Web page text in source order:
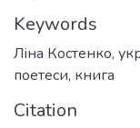
Keywords
Ліна Костенко,
поетеси, книга
Citation